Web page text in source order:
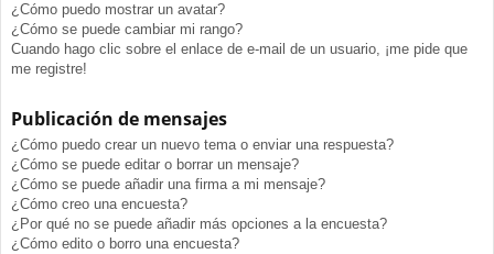
¿Cómo puedo mostrar un avatar?
¿Cómo se puede cambiar mi rango?
Cuando hago clic sobre el enlace de e-mail de un usuario, ¡me pide que
me registre!
Publicación de mensajes
¿Cómo puedo crear un nuevo tema o enviar una respuesta?
¿Cómo se puede editar o borrar un mensaje?
¿Cómo se puede añadir una firma a mi mensaje?
¿Cómo creo una encuesta?
¿Por qué no se puede añadir más opciones a la encuesta?
¿Cómo edito o borro una encuesta?